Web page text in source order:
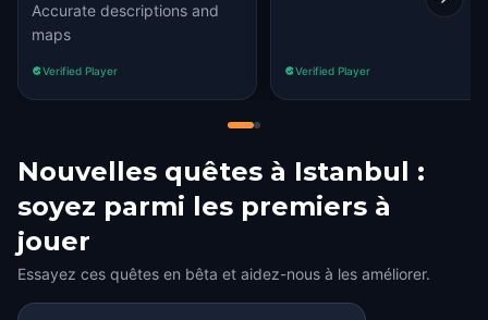
Accurate descriptions and
maps
Verified Player Verified Player
Nouvelles quêtes à Istanbul :
soyez parmi les premiers à
jouer
Essayez ces quêtes en bêta et aidez-nous à les améliorer.